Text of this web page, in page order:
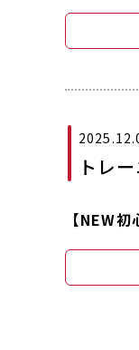
トレ
【NEW